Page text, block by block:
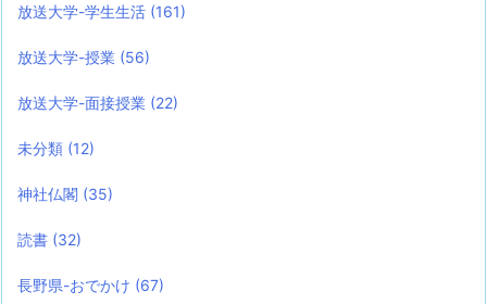
放送大学-学生生活 (161)
放送大学-授業 (56)
放送大学-面接授業 (22)
未分類 (12)
神社仏閣 (35)
読書 (32)
長野県-おでかけ (67)